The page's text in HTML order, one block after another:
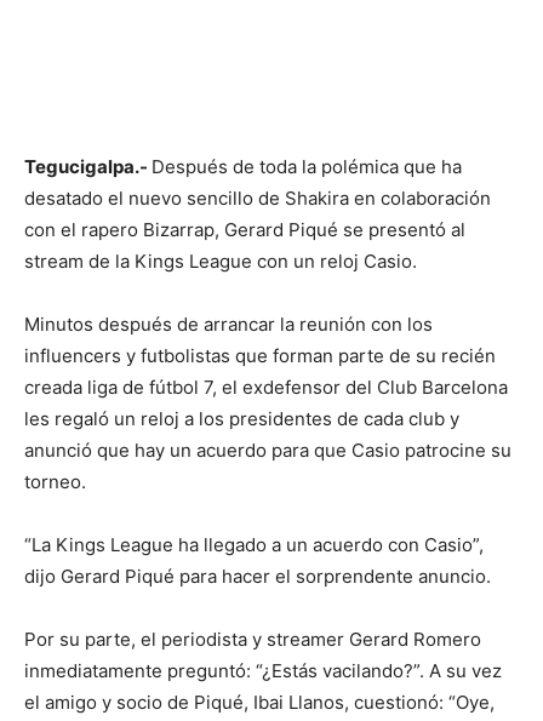
Tegucigalpa.- Después de toda la polémica que ha
desatado el nuevo sencillo de Shakira en colaboración
con el rapero Bizarrap, Gerard Piqué se presentó al
stream de la Kings League con un reloj Casio.
Minutos después de arrancar la reunión con los
influencers y futbolistas que forman parte de su recién
creada liga de fútbol 7, el exdefensor del Club Barcelona
les regaló un reloj a los presidentes de cada club y
anunció que hay un acuerdo para que Casio patrocine su
torneo.
“La Kings League ha llegado a un acuerdo con Casio”,
dijo Gerard Piqué para hacer el sorprendente anuncio.
Por su parte, el periodista y streamer Gerard Romero
inmediatamente preguntó: “¿Estás vacilando?”. A su vez
el amigo y socio de Piqué, Ibai Llanos, cuestionó: “Oye,